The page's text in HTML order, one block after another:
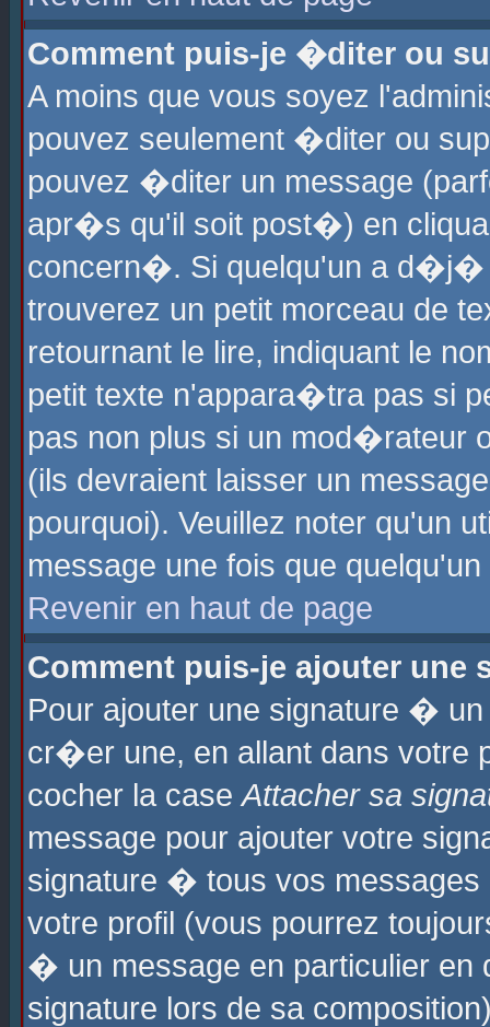
Comment puis-je �diter ou
A moins que vous soyez
pouvez seulement �diter ou
pouvez �diter un message
apr�s qu'il soit post�) en
concern�. Si quelqu'un a
trouverez un petit morceau de
retournant le lire, indiquant le
petit texte n'appara�tra pas si
pas non plus si un mod�rateur
(ils devraient laisser un
pourquoi). Veuillez noter qu'un
message une fois que
Revenir en haut de page
Comment puis-je ajouter une
Pour ajouter une signature �
cr�er une, en allant dans
cocher la caseAttacher sa
message pour ajouter votre
signature � tous vos
votre profil (vous pourrez
� un message en particulier
signature lors de sa